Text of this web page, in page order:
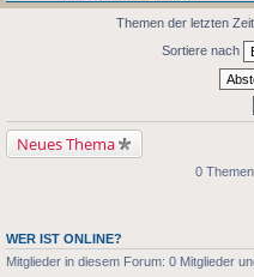
Themen der letzten
Sortiere nach
Neues Thema
0
WER IST ONLINE?
Mitglieder in diesem Forum: 0 Mitglieder